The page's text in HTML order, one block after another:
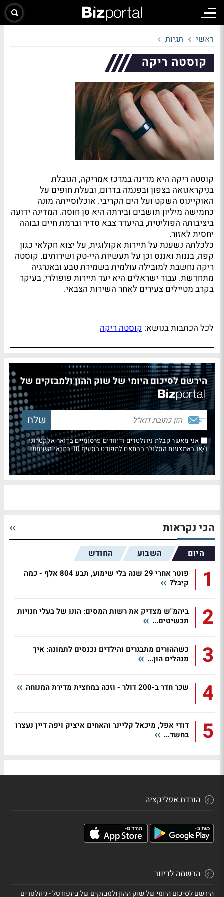
ראשי תגיות
קוסטה ריקה
קוסטה ריקה היא מדינה במרכז אמריקה, הגובלת
בניקראגואה בצפון ובפנמה בדרום, ובעלת חופים על
האוקיינוס השקט ועל הים הקריבי. אוכלוסייתה מונה
כחמישה מיליון תושבים ובירתה היא סן חוסה. המדינה ידועה
ביציבותה הפוליטית, בהיעדר צבא סדיר וברמת חיים גבוהה
יחסית לאזור.
כלכלתה נשענת על תיירות אקולוגית, על יצוא חקלאי כגון
קפה, בננות ואננס וכן על תעשיות היי-טק ושירותים. קוסטה
ריקה נחשבת למובילה עולמית בשמירת טבע ובאנרגיה
מתחדשת. עבור ישראלים היא יעד תיירות פופולרי, בעיקר
בקרב מטיילים צעירים לאחר השירות הצבאי.
לכל הכתבות בנושא: קוסטה ריקה
הירשם לסיכום היומי של שוק ההון ולמבזקים של
אני מאשר קבלת ניוזלטרים ודיוורים פרסומיים בדואר אלקטרוני
ו/או באמצעות הסלולר בהתאם למפורט בסעיף 10 בתנאי השימוש
הכי נקראות
היום השבוע החודש
1
פוטר אחרי 29 שנה בלי שימוע, תבע 804 אלף - כמה
קיבל?
2
ביהמ"ש מצדיק את רשות המסים: הונו של בעלי חנויות
תכשיטים...
3
כשההורים מתבגרים והילדים נכנסים לתמונה: איך
מנהלים הון...
4 שכר חדר ב-200 דולר - וזכה במחצית מדירת המנוחה
5
דודי אפל, מיכאל קליינר והאחים איציק ויפה דיין נעצרו
בחשד...
הורדת אפליקציה
הרשמה לדיוור
הירשם לסיכום היומי של שוק ההון ולמבזקים של ביזפורטל - ניוזלטרים